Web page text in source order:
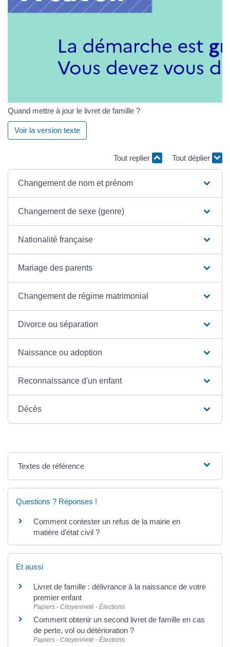
Quand mettre à jour le livret de famille ?
Voir la version texte
Tout replier Tout déplier
Changement de nom et prénom
Changement de sexe (genre)
Nationalité française
Mariage des parents
Changement de régime matrimonial
Divorce ou séparation
Naissance ou adoption
Reconnaissance d'un enfant
Décès
Textes de référence
Questions ? Réponses !
Comment contester un refus de la mairie en
matière d'état civil ?
Et aussi
Livret de famille : délivrance à la naissance de votre
premier enfant
Papiers - Citoyenneté - Élections
Comment obtenir un second livret de famille en cas
de perte, vol ou détérioration ?
Papiers - Citoyenneté - Élections